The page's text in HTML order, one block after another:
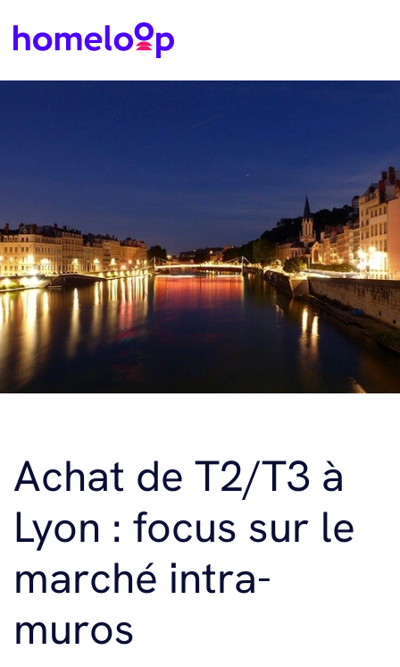
Achat de T2/T3 à
Lyon : focus sur le
marché intra-
muros